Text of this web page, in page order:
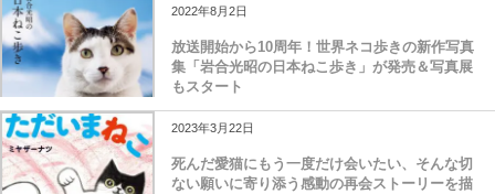
2022年8月2日
放送開始から10周年！世界ネコ歩きの新作写真
集「岩合光昭の日本ねこ歩き」が発売＆写真展
もスタート
2023年3月22日
死んだ愛猫にもう一度だけ会いたい、そんな切
ない願いに寄り添う感動の再会ストーリーを描